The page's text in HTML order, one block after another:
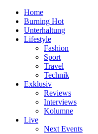
Home
Burning Hot
Unterhaltung
Lifestyle
Fashion
Sport
Travel
Technik
Exklusiv
Reviews
Interviews
Kolumne
Live
Next Events